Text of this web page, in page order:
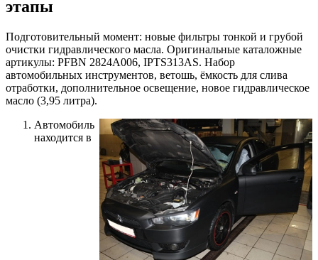
этапы
Подготовительный момент: новые фильтры тонкой и грубой
очистки гидравлического масла. Оригинальные каталожные
артикулы: PFBN 2824A006, IPTS313AS. Набор
автомобильных инструментов, ветошь, ёмкость для слива
отработки, дополнительное освещение, новое гидравлическое
масло (3,95 литра).
Автомобиль
находится в